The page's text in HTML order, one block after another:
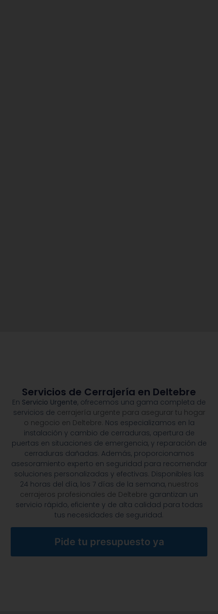
Servicios de Cerrajería en Deltebre
En Servicio Urgente, ofrecemos una gama completa de
servicios de cerrajería urgente para asegurar tu hogar
o negocio en Deltebre. Nos especializamos en la
instalación y cambio de cerraduras, apertura de
puertas en situaciones de emergencia, y reparación de
cerraduras dañadas. Además, proporcionamos
asesoramiento experto en seguridad para recomendar
soluciones personalizadas y efectivas. Disponibles las
24 horas del día, los 7 días de la semana, nuestros
cerrajeros profesionales de Deltebre garantizan un
servicio rápido, eficiente y de alta calidad para todas
tus necesidades de seguridad.
Pide tu presupuesto ya